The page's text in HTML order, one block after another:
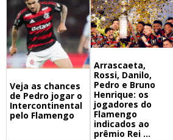
Veja as chances
de Pedro jogar o
Intercontinental
pelo Flamengo
Arrascaeta,
Rossi, Danilo,
Pedro e Bruno
Henrique: os
jogadores do
Flamengo
indicados ao
prêmio Rei ...